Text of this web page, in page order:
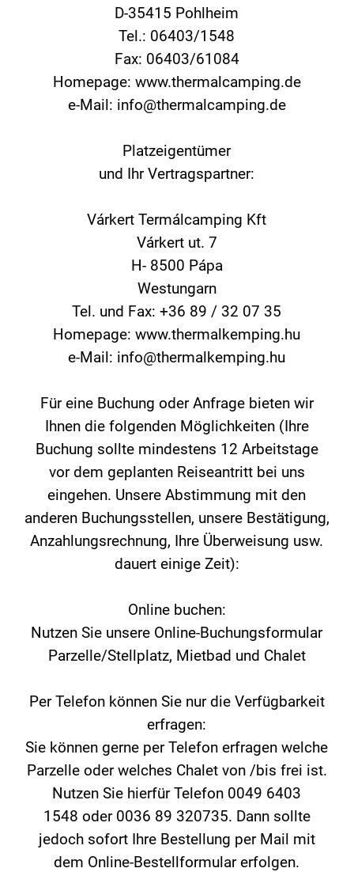
D-35415 Pohlheim
Tel.: 06403/1548
Fax: 06403/61084
Homepage: www.thermalcamping.de
e-Mail: info@thermalcamping.de
Platzeigentümer
und Ihr Vertragspartner:
Várkert Termálcamping Kft
Várkert ut. 7
H- 8500 Pápa
Westungarn
Tel. und Fax: +36 89 / 32 07 35
Homepage: www.thermalkemping.hu
e-Mail: info@thermalkemping.hu
Für eine Buchung oder Anfrage bieten wir
Ihnen die folgenden Möglichkeiten (Ihre
Buchung sollte mindestens 12 Arbeitstage
vor dem geplanten Reiseantritt bei uns
eingehen. Unsere Abstimmung mit den
anderen Buchungsstellen, unsere Bestätigung,
Anzahlungsrechnung, Ihre Überweisung usw.
dauert einige Zeit):
Online buchen:
Nutzen Sie unsere Online-Buchungsformular
Parzelle/Stellplatz, Mietbad und Chalet
Per Telefon können Sie nur die Verfügbarkeit
erfragen:
Sie können gerne per Telefon erfragen welche
Parzelle oder welches Chalet von /bis frei ist.
Nutzen Sie hierfür Telefon 0049 6403
1548 oder 0036 89 320735. Dann sollte
jedoch sofort Ihre Bestellung per Mail mit
dem Online-Bestellformular erfolgen.